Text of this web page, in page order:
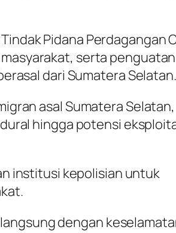
Pidana Perdagangan
serta penguatan
dari Sumatera Selatan.
asal Sumatera Selatan,
hingga potensi
institusi kepolisian untuk
dengan